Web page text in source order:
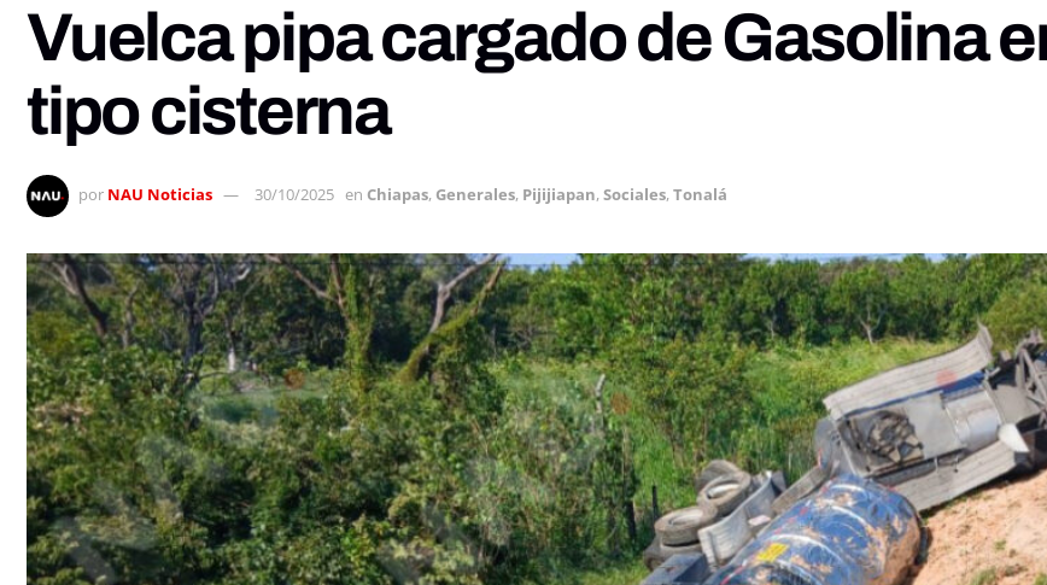
Vuelca pipa cargado de Gasolina
tipo cisterna
por NAU Noticias 30/10/2025 en Chiapas, Generales, Pijijiapan,Sociales,Tonalá